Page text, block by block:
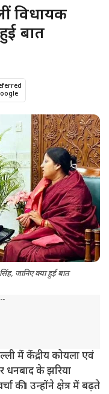
विधायक
बात
जानिए क्या हुई बात
में केंद्रीय कोयला एवं
धनबाद के झरिया
की। उन्होंने क्षेत्र में बढ़ते